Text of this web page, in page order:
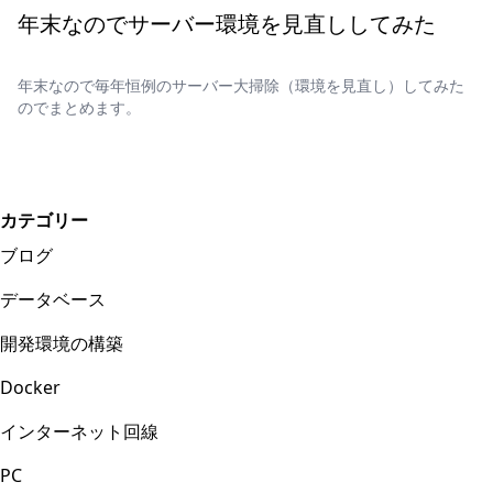
年末なのでサーバー環境を見直ししてみた
年末なので毎年恒例のサーバー大掃除（環境を見直し）してみた
のでまとめます。
カテゴリー
ブログ
データベース
開発環境の構築
Docker
インターネット回線
PC